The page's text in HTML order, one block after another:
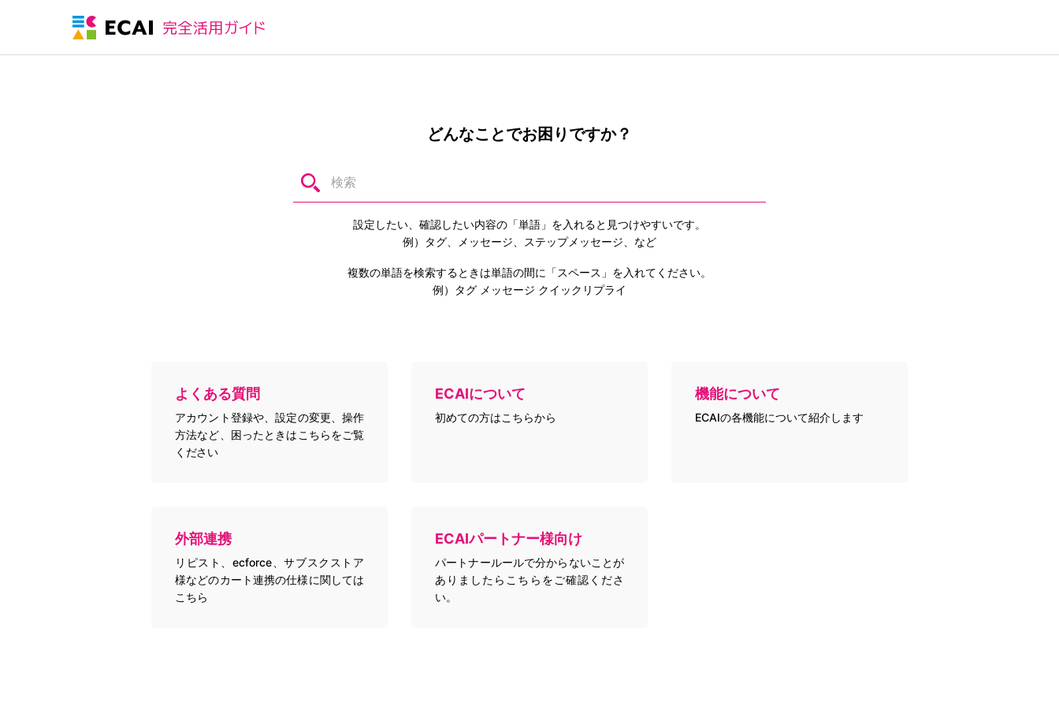
どんなことでお困りですか？
設定したい、確認したい内容の「単語」を入れると 見つけやすいです。
例）タグ、メッセージ、ステップメッセージ、など
複数の単語を検索するときは単語の間に「スペース」を入れてください。
例）タグ メッセージ クイックリプライ
よくある質問
アカウント登録や、設定の変更、操作
方法など、困ったときはこちらをご覧
ください
ECAIについて
初めての方はこちらから
機能について
ECAIの各機能について紹介します
外部連携
リピスト、ecforce、サブスクストア
様などのカート連携の仕様に関しては
こちら
ECAIパートナー様向け
パートナールールで分からないことが
ありましたらこちらをご確認くださ
い。